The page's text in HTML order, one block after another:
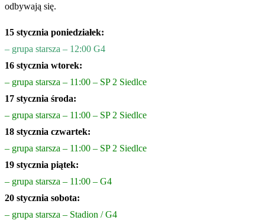
odbywają się.
15 stycznia poniedziałek:
– grupa starsza – 12:00 G4
16 stycznia wtorek:
– grupa starsza – 11:00 – SP 2 Siedlce
17 stycznia środa:
– grupa starsza – 11:00 – SP 2 Siedlce
18 stycznia czwartek:
– grupa starsza – 11:00 – SP 2 Siedlce
19 stycznia piątek:
– grupa starsza – 11:00 – G4
20 stycznia sobota:
– grupa starsza – Stadion / G4